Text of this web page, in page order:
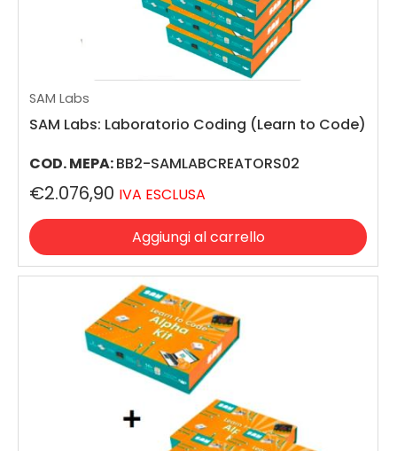
SAM Labs
SAM Labs: Laboratorio Coding (Learn to Code)
COD. MEPA:BB2-SAMLABCREATORS02
€2.076,90 IVA ESCLUSA
Aggiungi al carrello